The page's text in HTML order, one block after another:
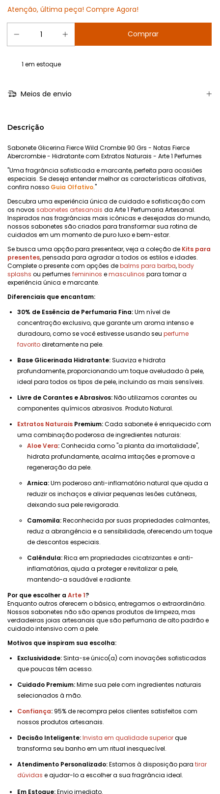
Atenção, última peça! Compre Agora!
1 em estoque
Meios de envio
Descrição
Sabonete Glicerina Fierce Wild Crombie 90 Grs - Notas Fierce
Abercrombie - Hidratante com Extratos Naturais - Arte 1 Perfumes
"Uma fragrância sofisticada e marcante, perfeita para ocasiões
especiais. Se deseja entender melhor as características olfativas,
confira nosso Guia Olfativo."
Descubra uma experiência única de cuidado e sofisticação com
os novos sabonetes artesanais da Arte 1 Perfumaria Artesanal.
Inspirados nas fragrâncias mais icônicas e desejadas do mundo,
nossos sabonetes são criados para transformar sua rotina de
cuidados em um momento de puro luxo e bem-estar.
Se busca uma opção para presentear, veja a coleção de Kits para
presentes, pensada para agradar a todos os estilos e idades.
Complete o presente com opções debalms para barba,body
splashs ou perfumes femininos emasculinos para tornar a
experiência única e marcante.
Diferenciais que encantam:
30% de Essência de Perfumaria Fina:Um nível de
concentração exclusivo, que garante um aroma intenso e
duradouro, como se você estivesse usando seu perfume
favoritodiretamente na pele.
Base Glicerinada Hidratante:Suaviza e hidrata
profundamente, proporcionando um toque aveludado à pele,
ideal para todos os tipos de pele, incluindo as mais sensíveis.
Livre de Corantes e Abrasivos:Não utilizamos corantes ou
componentes químicos abrasivos. Produto Natural.
Extratos Naturais Premium:Cada sabonete é enriquecido com
uma combinação poderosa de ingredientes naturais:
Aloe Vera:Conhecida como "a planta da imortalidade",
hidrata profundamente, acalma irritações e promove a
regeneração da pele.
Arnica:Um poderoso anti-inflamatório natural que ajuda a
reduzir os inchaços e aliviar pequenas lesões cutâneas,
deixando sua pele revigorada.
Camomila:Reconhecida por suas propriedades calmantes,
reduz a abrangência e a sensibilidade, oferecendo um toque
de descontos especiais.
Calêndula:Rica em propriedades cicatrizantes e anti-
inflamatórias, ajuda a proteger e revitalizar a pele,
mantendo-a saudável e radiante.
Por que escolher a Arte 1?
Enquanto outros oferecem o básico, entregamos o extraordinário.
Nossos sabonetes não são apenas produtos de limpeza, mas
verdadeiras joias artesanais que são perfumaria de alto padrão e
cuidado intensivo com a pele.
Motivos que inspiram sua escolha:
Exclusividade:Sinta-se único(a) com inovações sofisticadas
que poucas têm acesso.
Cuidado Premium:Mime sua pele com ingredientes naturais
selecionados à mão.
Confiança: 95% de recompra pelos clientes satisfeitos com
nossos produtos artesanais.
Decisão Inteligente:Invista em qualidade superiorque
transforma seu banho em um ritual inesquecível.
Atendimento Personalizado:Estamos à disposição para tirar
dúvidas e ajudar-lo a escolher a sua fragrância ideal.
Em Estoque:Envio imediato.